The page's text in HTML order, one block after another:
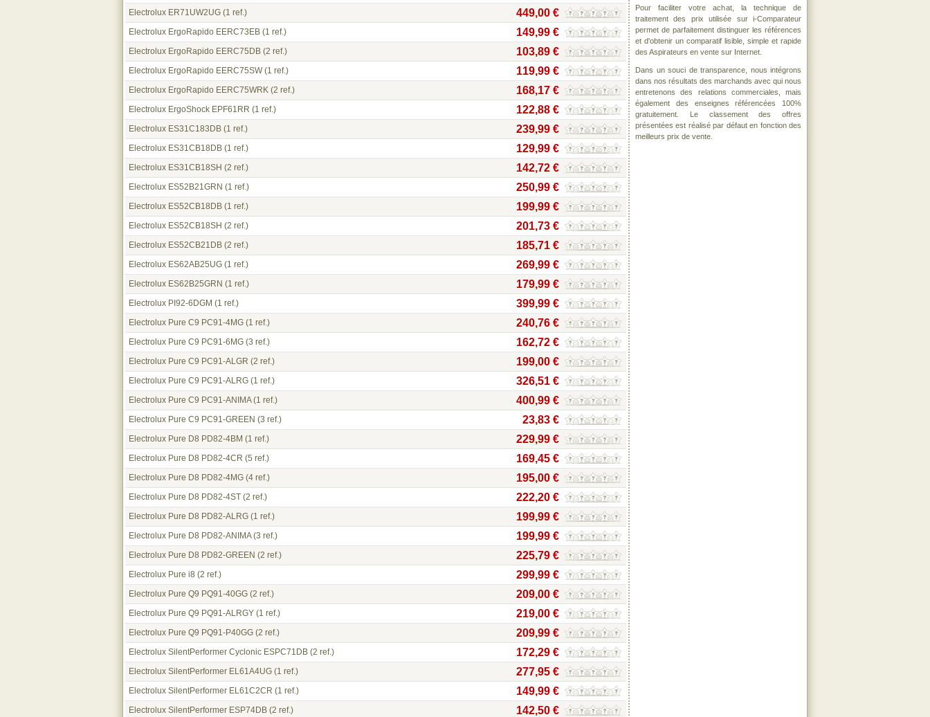
Electrolux ER71UW2UG (1 ref.) 449,00 €
Electrolux ErgoRapido EERC73EB (1 ref.) 149,99 €
Electrolux ErgoRapido EERC75DB (2 ref.) 103,89 €
Electrolux ErgoRapido EERC75SW(1 ref.) 119,99 €
Electrolux ErgoRapido EERC75WRK (2 ref.) 168,17 €
Electrolux ErgoShock EPF61RR (1 ref.) 122,88 €
Electrolux ES31C183DB (1 ref.) 239,99 €
Electrolux ES31CB18DB (1 ref.) 129,99 €
Electrolux ES31CB18SH (2 ref.) 142,72 €
Electrolux ES52B21GRN (1 ref.) 250,99 €
Electrolux ES52CB18DB (1 ref.) 199,99 €
Electrolux ES52CB18SH (2 ref.) 201,73 €
Electrolux ES52CB21DB (2 ref.) 185,71 €
Electrolux ES62AB25UG (1 ref.) 269,99 €
Electrolux ES62B25GRN (1 ref.) 179,99 €
Electrolux PI92-6DGM (1 ref.) 399,99 €
Electrolux Pure C9 PC91-4MG (1 ref.) 240,76 €
Electrolux Pure C9 PC91-6MG (3 ref.) 162,72 €
Electrolux Pure C9 PC91-ALGR (2 ref.) 199,00 €
Electrolux Pure C9 PC91-ALRG (1 ref.) 326,51 €
Electrolux Pure C9 PC91-ANIMA(1 ref.) 400,99 €
Electrolux Pure C9 PC91-GREEN (3 ref.) 23,83 €
Electrolux Pure D8 PD82-4BM (1 ref.) 229,99 €
Electrolux Pure D8 PD82-4CR (5 ref.) 169,45 €
Electrolux Pure D8 PD82-4MG (4 ref.) 195,00 €
Electrolux Pure D8 PD82-4ST (2 ref.) 222,20 €
Electrolux Pure D8 PD82-ALRG (1 ref.) 199,99 €
Electrolux Pure D8 PD82-ANIMA(3 ref.) 199,99 €
Electrolux Pure D8 PD82-GREEN (2 ref.) 225,79 €
Electrolux Pure i8 (2 ref.) 299,99 €
Electrolux Pure Q9 PQ91-40GG (2 ref.) 209,00 €
Electrolux Pure Q9 PQ91-ALRGY (1 ref.) 219,00 €
Electrolux Pure Q9 PQ91-P40GG (2 ref.) 209,99 €
Electrolux SilentPerformer Cyclonic ESPC71DB (2 ref.) 172,29 €
Electrolux SilentPerformer EL61A4UG (1 ref.) 277,95 €
Electrolux SilentPerformer EL61C2CR (1 ref.) 149,99 €
Electrolux SilentPerformer ESP74DB (2 ref.) 142,50 €
Pour faciliter votre achat, la technique de
traitement des prix utilisée sur i-Comparateur
permet de parfaitement distinguer les références
et d'obtenir un comparatif lisible, simple et rapide
des Aspirateurs en vente sur Internet.
Dans un souci de transparence, nous intégrons
dans nos résultats des marchands avec qui nous
entretenons des relations commerciales, mais
également des enseignes référencées 100%
gratuitement. Le classement des offres
présentées est réalisé par défaut en fonction des
meilleurs prix de vente.